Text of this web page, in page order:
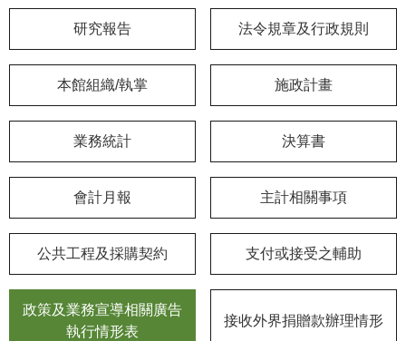
學
探
認
們
民
務
研究報告 法令規章及行政規則
本館組織/執掌 施政計畫
業務統計 決算書
會計月報 主計相關事項
公共工程及採購契約 支付或接受之輔助
政策及業務宣導相關廣告
執行情形表
接收外界捐贈款辦理情形